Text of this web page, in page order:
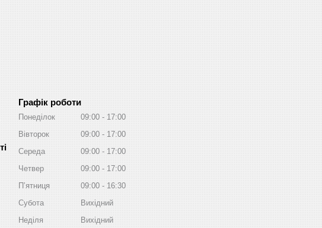
Графік роботи
Понеділок 09:00
17:00
Вівторок
09:00
17:00
Середа
09:00
17:00
Четвер
09:00
17:00
Пʼятниця
09:00
16:30
Субота
Вихідний
Неділя
Вихідний